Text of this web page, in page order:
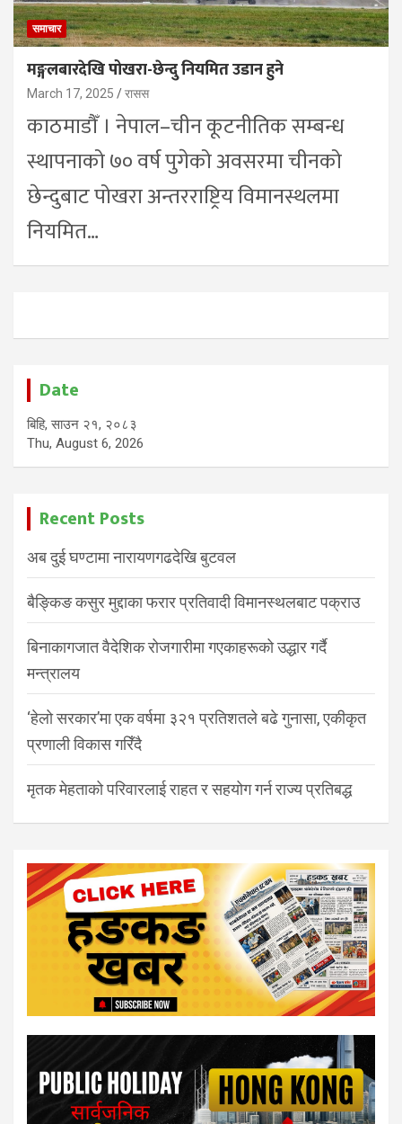
समाचार
मङ्गलबारदेखि पोखरा-छेन्दु नियमित उडान हुने
March 17, 2025 रासस
काठमाडौँ । नेपाल–चीन कूटनीतिक सम्बन्ध
स्थापनाको ७० वर्ष पुगेको अवसरमा चीनको
छेन्दुबाट पोखरा अन्तरराष्ट्रिय विमानस्थलमा
नियमित…
Date
बिहि, साउन २१, २०८३
Thu, August 6, 2026
Recent Posts
अब दुई घण्टामा नारायणगढदेखि बुटवल
बैङ्किङ कसुर मुद्दाका फरार प्रतिवादी विमानस्थलबाट पक्राउ
बिनाकागजात वैदेशिक रोजगारीमा गएकाहरूको उद्धार गर्दै
मन्त्रालय
‘हेलो सरकार’मा एक वर्षमा ३२१ प्रतिशतले बढे गुनासा, एकीकृत
प्रणाली विकास गरिँदै
मृतक मेहताको परिवारलाई राहत र सहयोग गर्न राज्य प्रतिबद्ध